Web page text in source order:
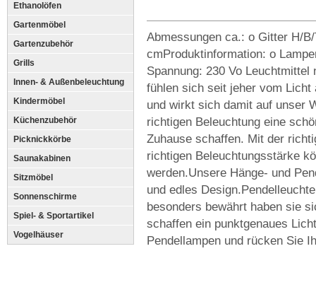
Ethanolöfen
Gartenmöbel
Gartenzubehör
Grills
Innen- & Außenbeleuchtung
Kindermöbel
Küchenzubehör
Picknickkörbe
Saunakabinen
Sitzmöbel
Sonnenschirme
Spiel- & Sportartikel
Vogelhäuser
Abmessungen ca.: o Gitter H/
cmProduktinformation: o
Spannung: 230 Vo
fühlen sich seit jeher vom Licht
und wirkt sich damit auf unser
richtigen Beleuchtung eine
Zuhause schaffen. Mit der
richtigen Beleuchtungsstärke
werden.Unsere Hänge- und
und edles
besonders bewährt haben sie
schaffen ein punktgenaues
Pendellampen und rücken Sie